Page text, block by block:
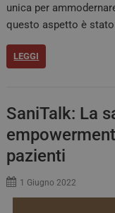
unica per
questo aspetto è
LEGGI
SaniTalk: La
pazienti
1 Giugno 2022